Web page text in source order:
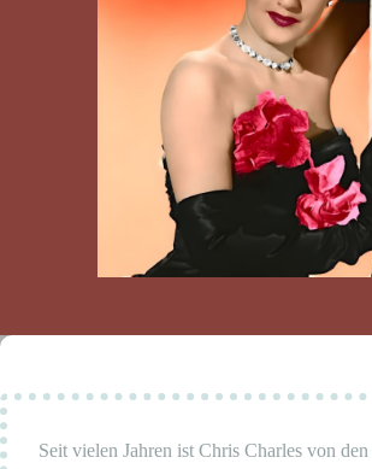
Seit vielen Jahren ist Chris Charles von